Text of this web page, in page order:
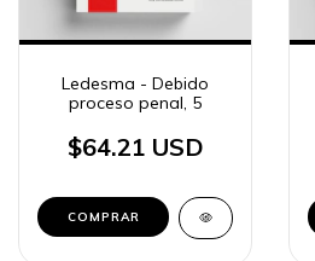
Ledesma - Debido
proceso penal, 5
$64.21 USD
COMPRAR